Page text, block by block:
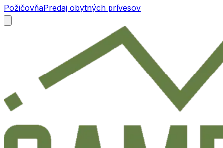
PožičovňaPredaj obytných prívesov